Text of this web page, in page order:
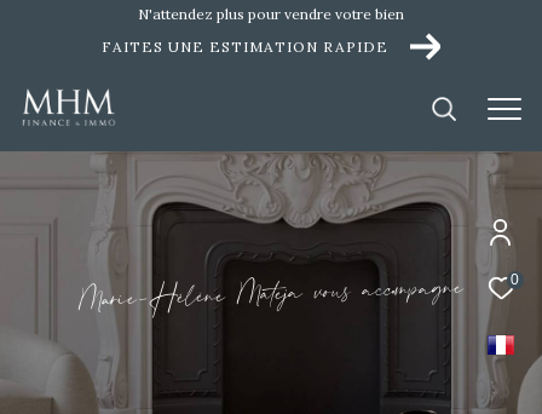
N'attendez plus pour vendre votre bien
FAITES UNE ESTIMATION RAPIDE
0
Marie-Hélène Mateja vous accompagne